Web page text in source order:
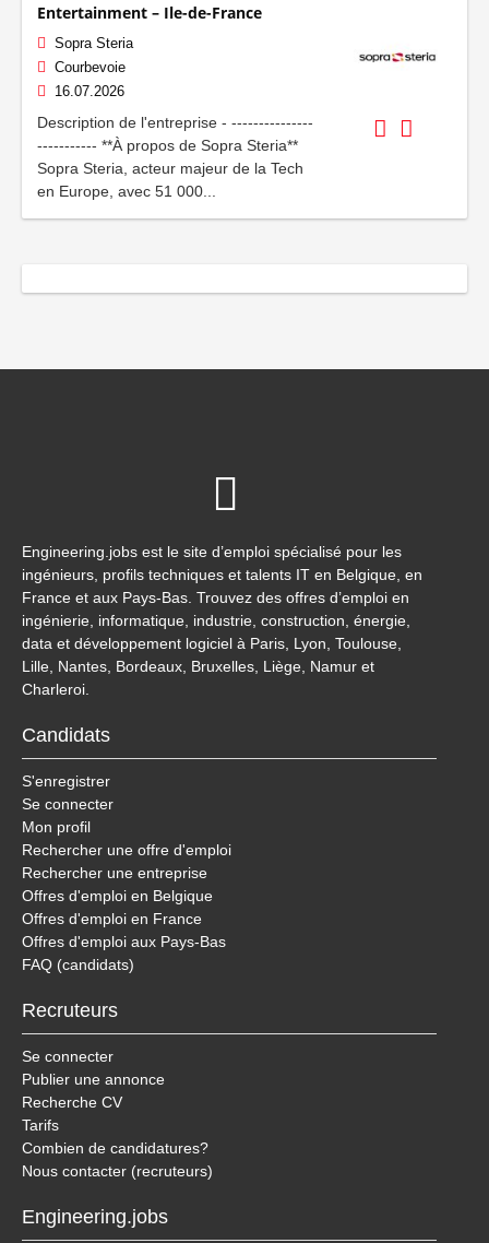
Entertainment – Ile-de-France
Sopra Steria
Courbevoie
16.07.2026
Description de l'entreprise - ---------------
----------- **À propos de Sopra Steria**
Sopra Steria, acteur majeur de la Tech
en Europe, avec 51 000...
Engineering.jobs est le site d’emploi spécialisé pour les
ingénieurs, profils techniques et talents IT en Belgique, en
France et aux Pays-Bas. Trouvez des offres d’emploi en
ingénierie, informatique, industrie, construction, énergie,
data et développement logiciel à Paris, Lyon, Toulouse,
Lille, Nantes, Bordeaux, Bruxelles, Liège, Namur et
Charleroi.
Candidats
S'enregistrer
Se connecter
Mon profil
Rechercher une offre d'emploi
Rechercher une entreprise
Offres d'emploi en Belgique
Offres d'emploi en France
Offres d'emploi aux Pays-Bas
FAQ (candidats)
Recruteurs
Se connecter
Publier une annonce
Recherche CV
Tarifs
Combien de candidatures?
Nous contacter (recruteurs)
Engineering.jobs